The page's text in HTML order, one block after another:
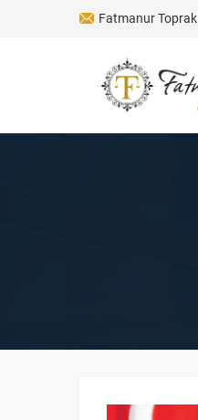
Fatmanur Toprak